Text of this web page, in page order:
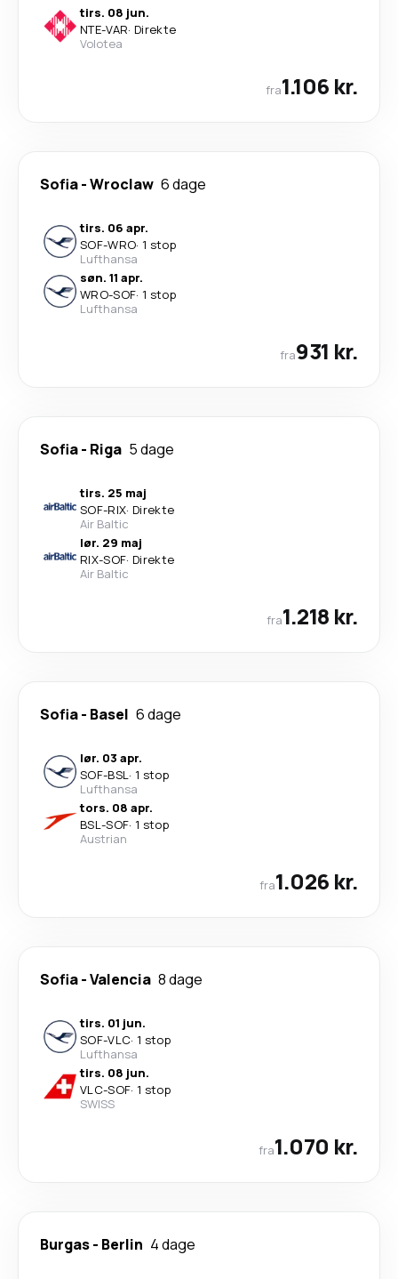
tirs. 08 jun.
NTE-VAR· Direkte
Volotea
fra1.106 kr.
Sofia-Wroclaw 6 dage
tirs. 06 apr.
SOF-WRO· 1 stop
Lufthansa
søn. 11 apr.
WRO-SOF· 1 stop
Lufthansa
fra931 kr.
Sofia- Riga 5 dage
tirs. 25 maj
SOF-RIX· Direkte
Air Baltic
lør. 29 maj
RIX-SOF· Direkte
Air Baltic
fra1.218 kr.
Sofia- Basel 6 dage
lør. 03 apr.
SOF-BSL· 1 stop
Lufthansa
tors. 08 apr.
BSL-SOF· 1 stop
Austrian
fra1.026 kr.
Sofia-Valencia 8 dage
tirs. 01 jun.
SOF-VLC· 1 stop
Lufthansa
tirs. 08 jun.
VLC-SOF· 1 stop
SWISS
fra1.070 kr.
Burgas- Berlin 4 dage